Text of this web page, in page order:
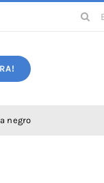
negro